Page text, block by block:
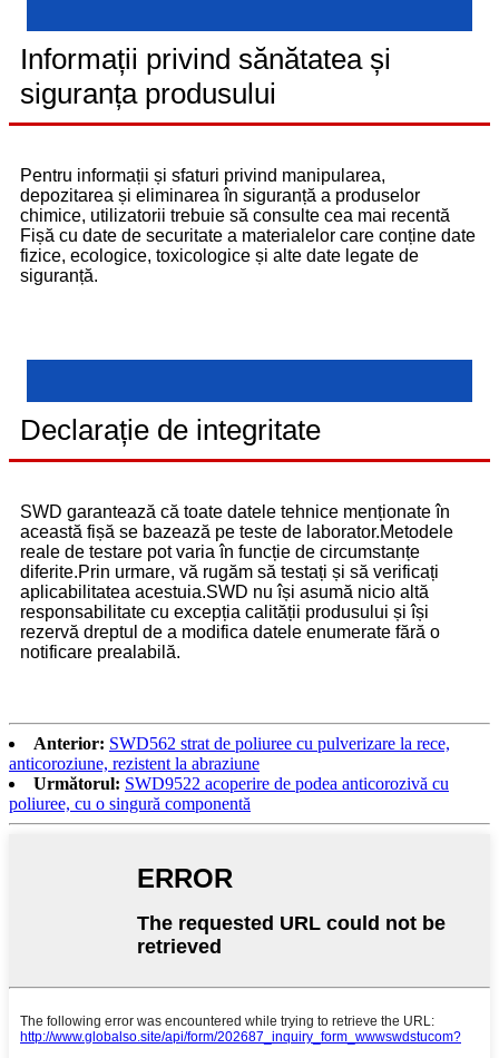
Informații privind sănătatea și
siguranța produsului
Pentru informații și sfaturi privind manipularea,
depozitarea și eliminarea în siguranță a produselor
chimice, utilizatorii trebuie să consulte cea mai recentă
Fișă cu date de securitate a materialelor care conține date
fizice, ecologice, toxicologice și alte date legate de
siguranță.
Declarație de integritate
SWD garantează că toate datele tehnice menționate în
această fișă se bazează pe teste de laborator.Metodele
reale de testare pot varia în funcție de circumstanțe
diferite.Prin urmare, vă rugăm să testați și să verificați
aplicabilitatea acestuia.SWD nu își asumă nicio altă
responsabilitate cu excepția calității produsului și își
rezervă dreptul de a modifica datele enumerate fără o
notificare prealabilă.
Anterior: SWD562 strat de poliuree cu pulverizare la rece,
anticoroziune, rezistent la abraziune
Următorul: SWD9522 acoperire de podea anticorozivă cu
poliuree, cu o singură componentă